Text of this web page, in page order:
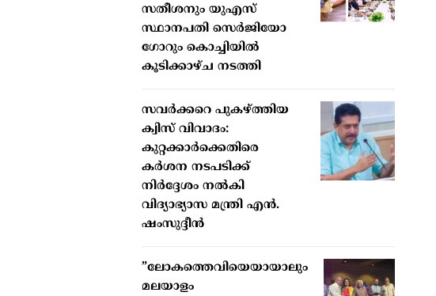
സതീശനും യുഎസ്
സ്ഥാനപതി സെർജിയോ
ഗോറും കൊച്ചിയിൽ
കൂടിക്കാഴ്ച നടത്തി
സവർക്കറെ പുകഴ്ത്തിയ
ക്വിസ് വിവാദം:
കുറ്റക്കാർക്കെതിരെ
കർശന നടപടിക്ക്
നിർദ്ദേശം നൽകി
വിദ്യാഭ്യാസ മന്ത്രി എൻ.
ഷംസുദ്ദീൻ
”ലോകത്തെവിയെയായാലും
മലയാളം